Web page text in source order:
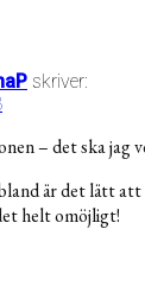
skriver:
– det ska jag
är det lätt
helt omöjligt!